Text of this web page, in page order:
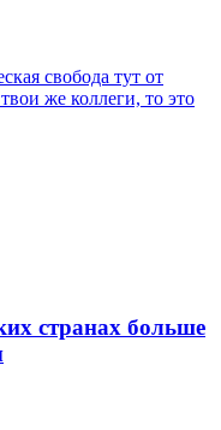
свобода тут от
же коллеги, то это
странах больше